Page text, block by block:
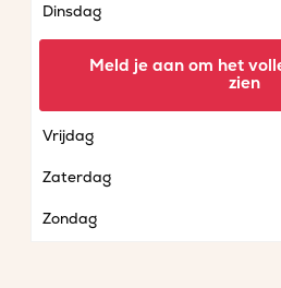
Dinsdag
Vrijdag
Zaterdag
Zondag
Meld je aan om het
zien